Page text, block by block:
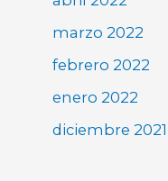
marzo 2022
febrero 2022
enero 2022
diciembre 2021